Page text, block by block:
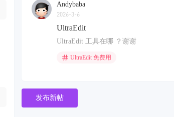
Andybaba
2026-3-6
UltraEdit
UltraEdit 工具在哪 ？谢谢
UltraEdit 免费用
发布新帖